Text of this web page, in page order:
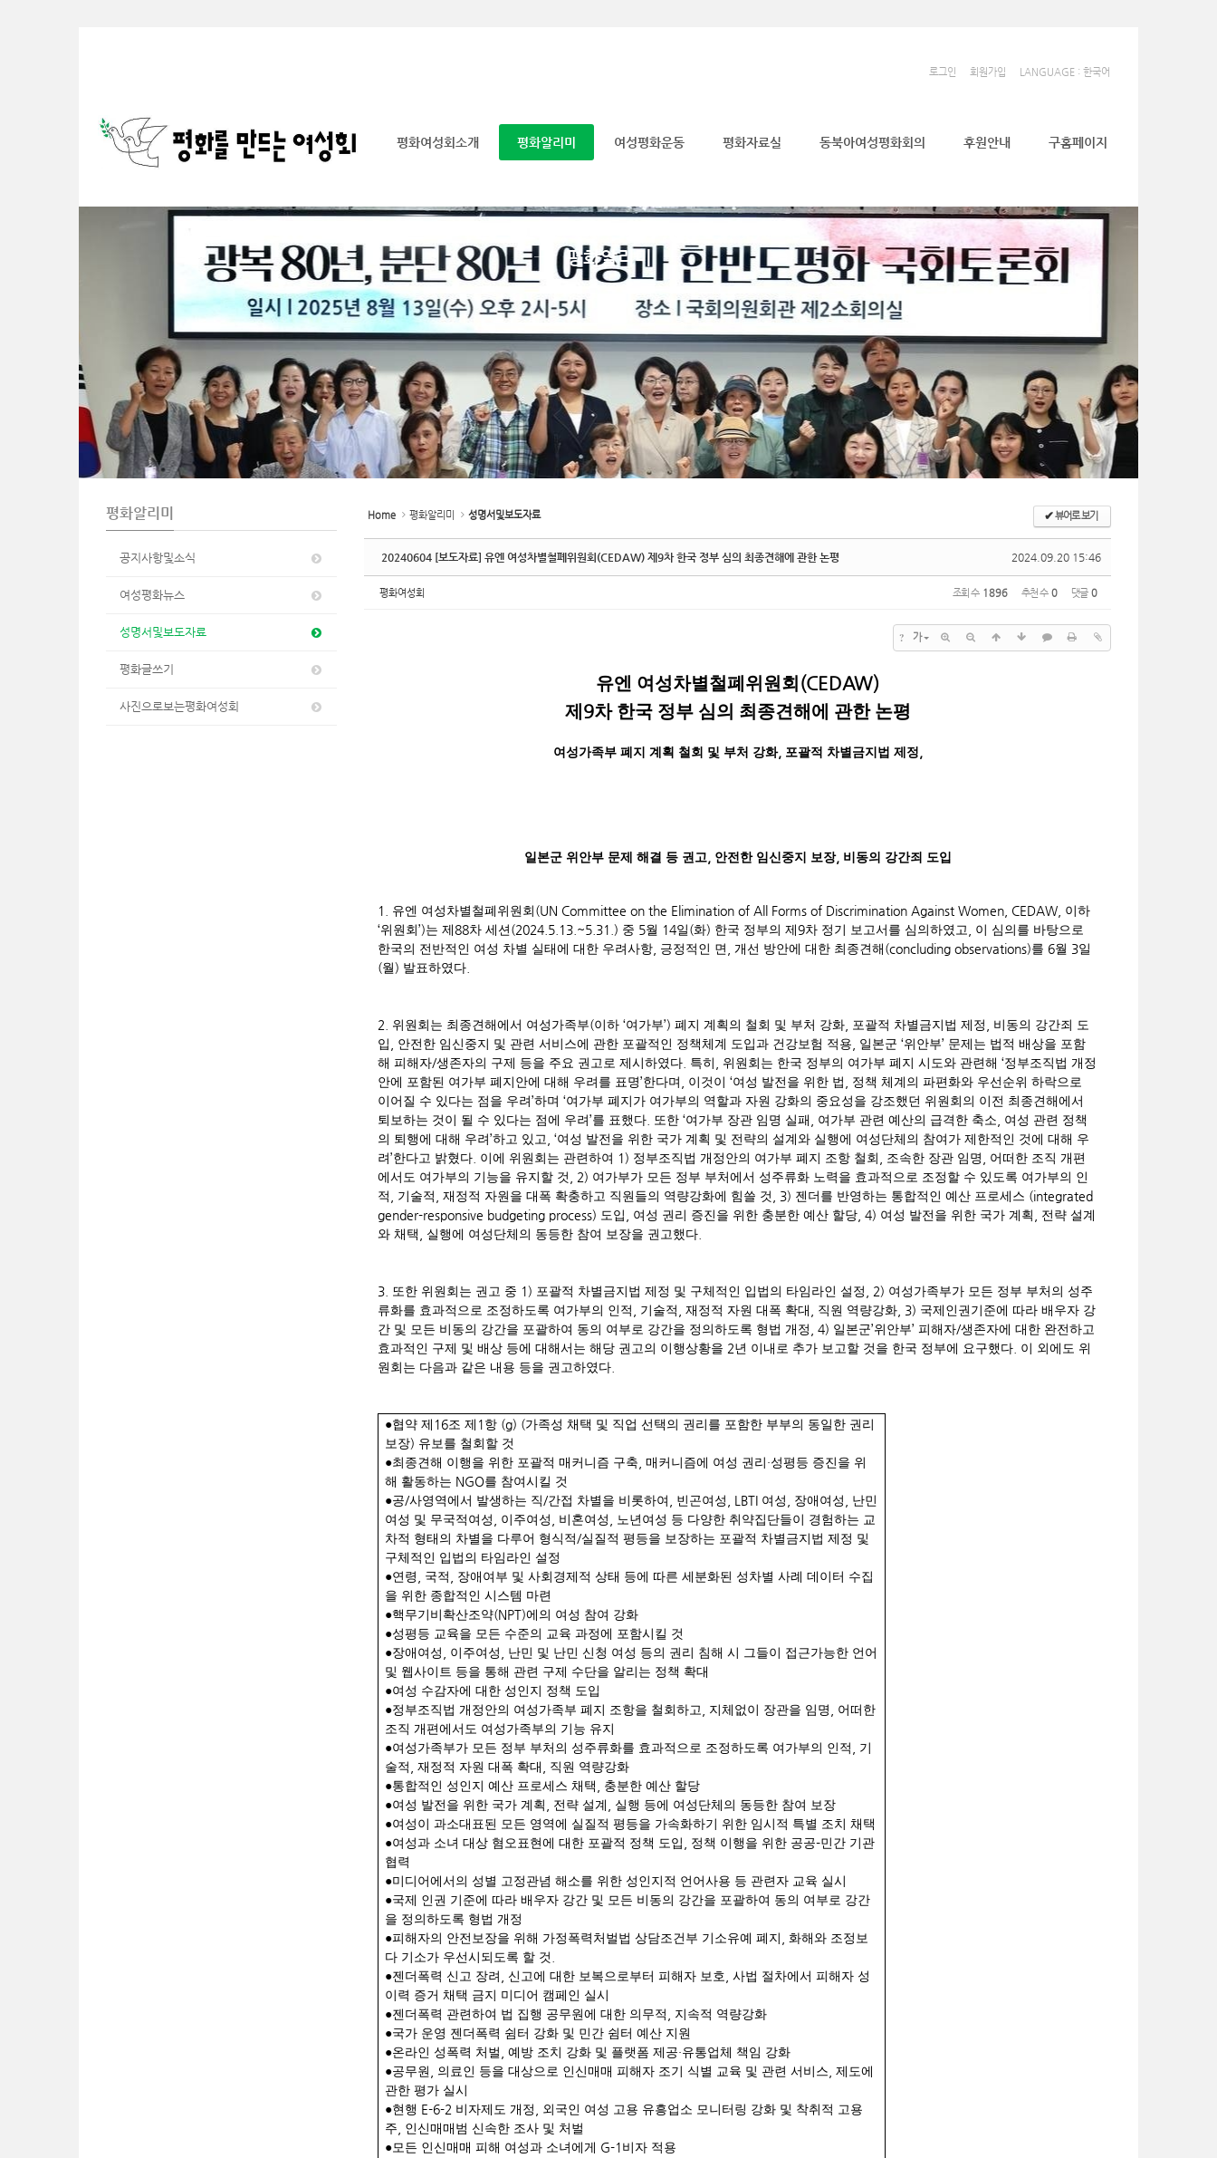
로그인 회원가입 LANGUAGE : 한국어
평화여성회소개 평화알리미 여성평화운동 평화자료실 동북아여성평화회의 후원안내 구홈페이지
n
평화알리미
평화알리미
공지사항및소식
여성평화뉴스
성명서및보도자료
평화글쓰기
사진으로보는평화여성회
Home 평화알리미 성명서및보도자료 ✔뷰어로 보기
2024.09.20 15:46
20240604 [보도자료] 유엔 여성차별철폐위원회(CEDAW) 제9차 한국 정부 심의 최종견해에 관한 논평
평화여성회 조회 수 1896 추천 수 0 댓글 0
? 가
유엔 여성차별철폐위원회 (CEDAW)
제 9차 한국 정부 심의 최종견해에 관한 논평
여성가족부 폐지 계획 철회 및 부처 강화, 포괄적 차별금지법 제정
일본군 위안부 문제 해결 등 권고 안전한 임신중지 보장, 비동의 강간죄 도입
1. 유엔 여성차별철폐위원회 (UN Committee on the Elimination of All Forms of Discrimination Against Women, CEDAW, 이하
‘위원회 ’)는 제 88차 세션 (2024.5.13.~5.31.) 중 5월 14일 (화) 한국 정부의 제 9차 정기 보고서를 심의하였고
이 심의를 바탕으로
한국의 전반적인 여성 차별 실태에 대한 우려사항 긍정적인 면 개선 방안에 대한 최종견해 (concluding observations)를 6월 3일
(월) 발표하였다
2. 위원회는 최종견해에서 여성가족부(이하 ‘여가부’) 폐지 계획의 철회 및 부처 강화 포괄적 차별금지법 제정
비동의 강간죄 도
입
안전한 임신중지 및 관련 서비스에 관한 포괄적인 정책체계 도입과 건강보험 적용 일본군 ‘위안부’ 문제는 법적 배상을 포함
해 피해자/생존자의 구제 등을 주요 권고로 제시하였다 특히 위원회는 한국 정부의 여가부 폐지 시도와 관련해 ‘정부조직법 개정
안에 포함된 여가부 폐지안에 대해 우려를 표명’한다며 이것이 ‘여성 발전을 위한 법
정책 체계의 파편화와 우선순위 하락으로
이어질 수 있다는 점을 우려 ’하며 ‘여가부 폐지가 여가부의 역할과 자원 강화의 중요성을 강조했던 위원회의 이전 최종견해에서
퇴보하는 것이 될 수 있다는 점에 우려 ’를 표했다 또한 ‘여가부 장관 임명 실패 여가부 관련 예산의 급격한 축소
여성 관련 정책
의 퇴행에 대해 우려 ’하고 있고 , ‘여성 발전을 위한 국가 계획 및 전략의 설계와 실행에 여성단체의 참여가 제한적인 것에 대해 우
려 ’한다고 밝혔다 이에 위원회는 관련하여 1) 정부조직법 개정안의 여가부 폐지 조항 철회 조속한 장관 임명
어떠한 조직 개편
에서도 여가부의 기능을 유지할 것
, 2) 여가부가 모든 정부 부처에서 성주류화 노력을 효과적으로 조정할 수 있도록 여가부의 인
적
기술적 재정적 자원을 대폭 확충하고 직원들의 역량강화에 힘쓸 것 , 3) 젠더를 반영하는 통합적인 예산 프로세스 (integrated
gender-responsive budgeting process) 도입 여성 권리 증진을 위한 충분한 예산 할당 , 4) 여성 발전을 위한 국가 계획
전략 설계
와 채택
실행에 여성단체의 동등한 참여 보장을 권고했다
3. 또한 위원회는 권고 중 1) 포괄적 차별금지법 제정 및 구체적인 입법의 타임라인 설정 , 2) 여성가족부가 모든 정부 부처의 성주
류화를 효과적으로 조정하도록 여가부의 인적
기술적 재정적 자원 대폭 확대 직원 역량강화 , 3) 국제인권기준에 따라 배우자 강
간 및 모든 비동의 강간을 포괄하여 동의 여부로 강간을 정의하도록 형법 개정
, 4) 일본군’위안부’ 피해자/생존자에 대한 완전하고
효과적인 구제 및 배상 등에 대해서는 해당 권고의 이행상황을 2년 이내로 추가 보고할 것을 한국 정부에 요구했다 이 외에도 위
원회는 다음과 같은 내용 등을 권고하였다
●협약 제 16조 제 1 항 (g) (가족성 채택 및 직업 선택의 권리를 포함한 부부의 동일한 권리
보장) 유보를 철회할 것
●최종견해 이행을 위한 포괄적 매커니즘 구축 매커니즘에 여성 권리 ·성평등 증진을 위
해 활동하는 NGO를 참여시킬 것
●공/사영역에서 발생하는 직 /간접 차별을 비롯하여 빈곤여성 , LBTI 여성 장애여성
난민
여성 및 무국적여성
이주여성 비혼여성
노년여성 등 다양한 취약집단들이 경험하는 교
차적 형태의 차별을 다루어 형식적 /실질적 평등을 보장하는 포괄적 차별금지법 제정 및
구체적인 입법의 타임라인 설정
●연령 국적
장애여부 및 사회경제적 상태 등에 따른 세분화된 성차별 사례 데이터 수집
을 위한 종합적인 시스템 마련
●핵무기비확산조약(NPT)에의 여성 참여 강화
●성평등 교육을 모든 수준의 교육 과정에 포함시킬 것
●장애여성 이주여성
난민 및 난민 신청 여성 등의 권리 침해 시 그들이 접근가능한 언어
및 웹사이트 등을 통해 관련 구제 수단을 알리는 정책 확대
●여성 수감자에 대한 성인지 정책 도입
●정부조직법 개정안의 여성가족부 폐지 조항을 철회하고 지체없이 장관을 임명
어떠한
조직 개편에서도 여성가족부의 기능 유지
●여성가족부가 모든 정부 부처의 성주류화를 효과적으로 조정하도록 여가부의 인적
기
술적
재정적 자원 대폭 확대
직원 역량강화
●통합적인 성인지 예산 프로세스 채택
충분한 예산 할당
●여성 발전을 위한 국가 계획 전략 설계
실행 등에 여성단체의 동등한 참여 보장
●여성이 과소대표된 모든 영역에 실질적 평등을 가속화하기 위한 임시적 특별 조치 채택
●여성과 소녀 대상 혐오표현에 대한 포괄적 정책 도입 정책 이행을 위한 공공-민간 기관
협력
●미디어에서의 성별 고정관념 해소를 위한 성인지적 언어사용 등 관련자 교육 실시
●국제 인권 기준에 따라 배우자 강간 및 모든 비동의 강간을 포괄하여 동의 여부로 강간
을 정의하도록 형법 개정
●피해자의 안전보장을 위해 가정폭력처벌법 상담조건부 기소유예 폐지
화해와 조정보
다 기소가 우선시되도록 할 것
●젠더폭력 신고 장려 신고에 대한 보복으로부터 피해자 보호 사법 절차에서 피해자 성
이력 증거 채택 금지 미디어 캠페인 실시
●젠더폭력 관련하여 법 집행 공무원에 대한 의무적
지속적 역량강화
●국가 운영 젠더폭력 쉼터 강화 및 민간 쉼터 예산 지원
●온라인 성폭력 처벌 예방 조치 강화 및 플랫폼 제공·유통업체 책임 강화
●공무원 의료인 등을 대상으로 인신매매 피해자 조기 식별 교육 및 관련 서비스 제도에
관한 평가 실시
●현행 E-6-2 비자제도 개정
외국인 여성 고용 유흥업소 모니터링 강화 및 착취적 고용
주
인신매매범 신속한 조사 및 처벌
●모든 인신매매 피해 여성과 소녀에게 G-1 비자 적용